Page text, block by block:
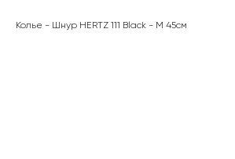
Колье - Шнур HERTZ 111 Black - M 45см